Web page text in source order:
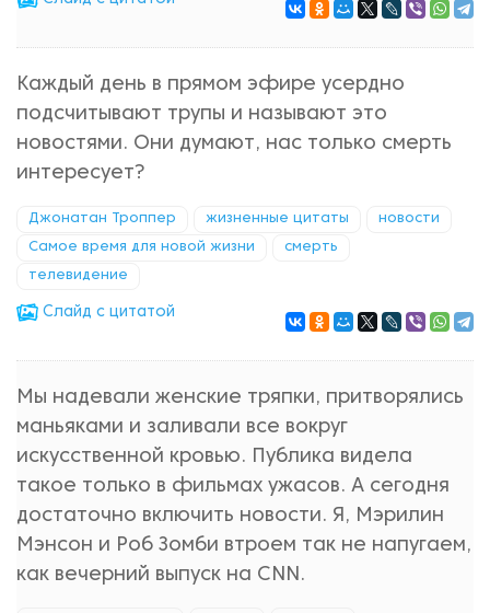
Каждый день в прямом эфире усердно
подсчитывают трупы и называют это
новостями. Они думают, нас только смерть
интересует?
Джонатан Троппер жизненные цитаты новости
Самое время для новой жизни смерть
телевидение
Cлайд с цитатой
Мы надевали женские тряпки, притворялись
маньяками и заливали все вокруг
искусственной кровью. Публика видела
такое только в фильмах ужасов. А сегодня
достаточно включить новости. Я, Мэрилин
Мэнсон и Роб Зомби втроем так не напугаем,
как вечерний выпуск на CNN.